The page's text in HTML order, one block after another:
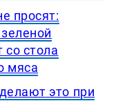
просят:
со стола
мяса
это при